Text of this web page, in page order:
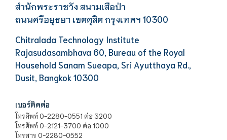
สำนักพระราชวัง สนามเสือป่า
ถนนศรีอยุธยา เขตดุสิต กรุงเทพฯ 10300
Chitralada Technology Institute
Rajasudasambhava 60, Bureau of the Royal
Household Sanam Sueapa, Sri Ayutthaya Rd.,
Dusit, Bangkok 10300
เบอร์ติดต่อ
โทรศัพท์ 0-2280-0551 ต่อ 3200
โทรศัพท์ 0-2121-3700 ต่อ 1000
โทรสาร 0-2280-0552